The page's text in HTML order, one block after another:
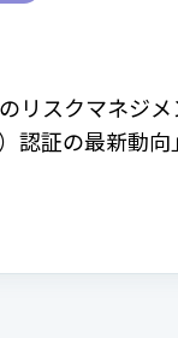
リスクマネジ
認証の最新動